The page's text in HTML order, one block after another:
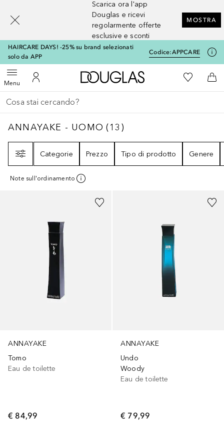
Scarica ora l'app
Douglas e ricevi
regolarmente offerte
esclusive e sconti
MOSTRA
HAIRCARE DAYS! -25% su brand selezionati
solo da APP
Codice:APPCARE
MenuApri menuAl Mio Account
A Douglas HomeAlla Mia
Al
Torna indietro
Esegui ricerca
ANNAYAKE - UOMO 13
ANNAYAKE - UOMO (13 )
Categorie
Prezzo Tipo di prodotto Genere
Note sull'ordinamento
ANNAYAKE
Tomo
Eau de toilette
€ 84,99
ANNAYAKE
Undo
Woody
Eau de toilette
€ 79,99
[navigation.slideout.screenreader]